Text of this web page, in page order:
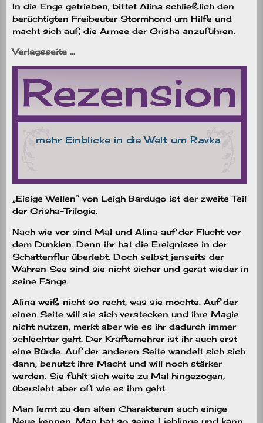
In die Enge getrieben, bittet Alina schließlich den
berüchtigten Freibeuter Stormhond um Hilfe und
macht sich auf, die Armee der Grisha anzuführen.
Verlagsseite …
„Eisige Wellen“ von Leigh Bardugo ist der zweite Teil
der Grisha-Trilogie.
Nach wie vor sind Mal und Alina auf der Flucht vor
dem Dunklen. Denn ihr hat die Ereignisse in der
Schattenflur überlebt. Doch selbst jenseits der
Wahren See sind sie nicht sicher und gerät wieder in
seine Fänge.
Alina weiß nicht so recht, was sie möchte. Auf der
einen Seite will sie sich verstecken und ihre Magie
nicht nutzen, merkt aber wie es ihr dadurch immer
schlechter geht. Der Kräftemehrer ist ihr auch erst
eine Bürde. Auf der anderen Seite wandelt sich sich
dann, benutzt ihre Macht und will noch stärker
werden. Sie fühlt sich weite zu Mal hingezogen,
übersieht aber oft wie es ihm geht.
Man lernt zu den alten Charakteren auch einige